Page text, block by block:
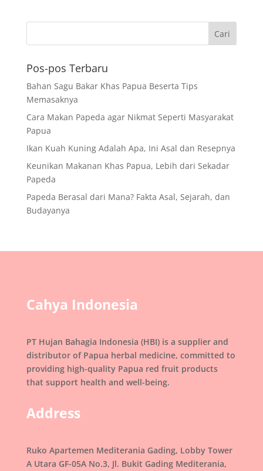
Pos-pos Terbaru
Bahan Sagu Bakar Khas Papua Beserta Tips
Memasaknya
Cara Makan Papeda agar Nikmat Seperti Masyarakat
Papua
Ikan Kuah Kuning Adalah Apa, Ini Asal dan Resepnya
Keunikan Makanan Khas Papua, Lebih dari Sekadar
Papeda
Papeda Berasal dari Mana? Fakta Asal, Sejarah, dan
Budayanya
Cahya Indonesia
PT Hujan Bahagia Indonesia (HBI) is a supplier and
distributor of Papua herbal medicine, committed to
providing high-quality Papua red fruit products
that support health and well-being.
Address
Ruko Apartemen Mediterania Gading, Lobby Tower
A Utara GF-05A No.3, Jl. Bukit Gading Mediterania,